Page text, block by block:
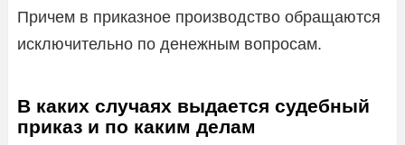
Причем в приказное производство обращаются
исключительно по денежным вопросам.
В каких случаях выдается судебный
приказ и по каким делам